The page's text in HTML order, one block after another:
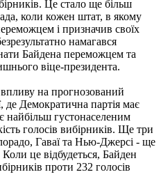
Це стало ще більш
коли кожен штат, в якому
і призначив своїх
намагався
Байдена переможцем та
віце-президента.
на прогнозований
де Демократична партія має
найбільш густонаселеним
голосів вибірників. Ще три
Гаваї та Нью-Джерсі - ще
Коли це відбудеться, Байден
проти 232 голосів